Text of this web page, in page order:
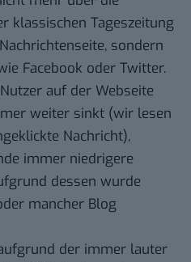
klassischen Tageszeitung
sondern
Facebook oder Twitter.
auf der Webseite
weiter sinkt (wir lesen
Nachricht),
immer niedrigere
dessen wurde
mancher Blog
der immer lauter